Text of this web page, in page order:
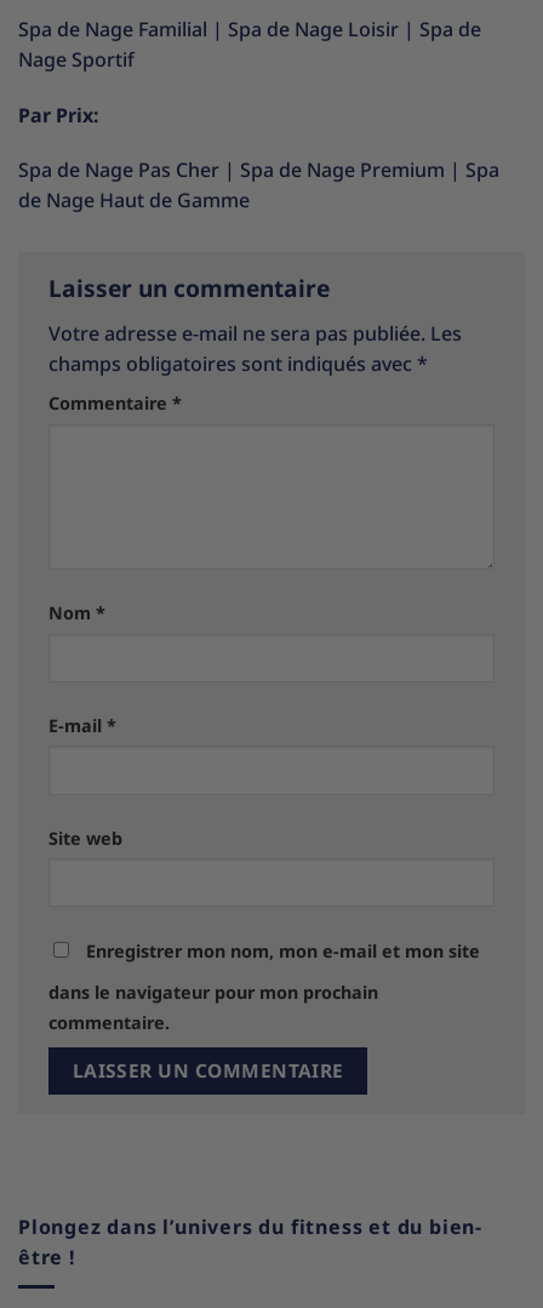
Spa de Nage Familial | Spa de Nage Loisir | Spa de
Nage Sportif
Par Prix:
Spa de Nage Pas Cher | Spa de Nage Premium | Spa
de Nage Haut de Gamme
Laisser un commentaire
Votre adresse e-mail ne sera pas publiée. Les
champs obligatoires sont indiqués avec *
Commentaire *
Nom *
E-mail *
Site web
Enregistrer mon nom, mon e-mail et mon site
dans le navigateur pour mon prochain
commentaire.
Plongez dans l’univers du fitness et du bien-
être !